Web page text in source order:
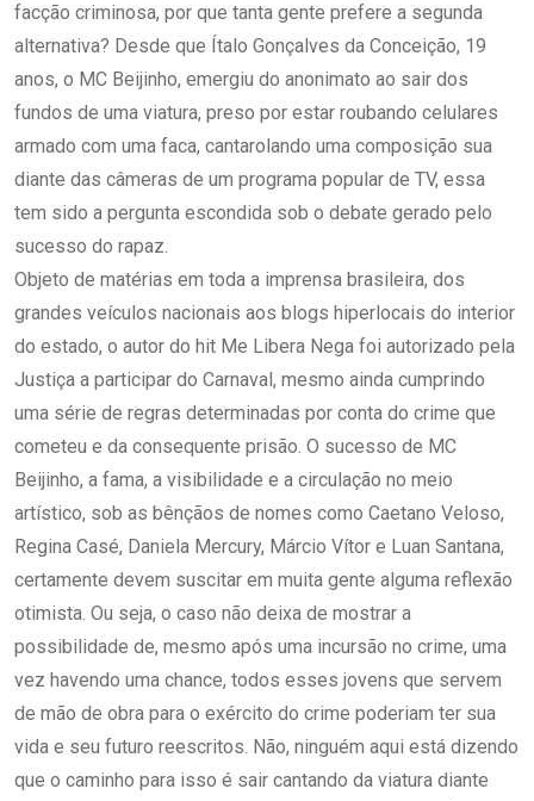
facção criminosa, por que tanta gente prefere a segunda
alternativa? Desde que Ítalo Gonçalves da Conceição, 19
anos, o MC Beijinho, emergiu do anonimato ao sair dos
fundos de uma viatura, preso por estar roubando celulares
armado com uma faca, cantarolando uma composição sua
diante das câmeras de um programa popular de TV, essa
tem sido a pergunta escondida sob o debate gerado pelo
sucesso do rapaz.
Objeto de matérias em toda a imprensa brasileira, dos
grandes veículos nacionais aos blogs hiperlocais do interior
do estado, o autor do hit Me Libera Nega foi autorizado pela
Justiça a participar do Carnaval, mesmo ainda cumprindo
uma série de regras determinadas por conta do crime que
cometeu e da consequente prisão. O sucesso de MC
Beijinho, a fama, a visibilidade e a circulação no meio
artístico, sob as bênçãos de nomes como Caetano Veloso,
Regina Casé, Daniela Mercury, Márcio Vítor e Luan Santana,
certamente devem suscitar em muita gente alguma reflexão
otimista. Ou seja, o caso não deixa de mostrar a
possibilidade de, mesmo após uma incursão no crime, uma
vez havendo uma chance, todos esses jovens que servem
de mão de obra para o exército do crime poderiam ter sua
vida e seu futuro reescritos. Não, ninguém aqui está dizendo
que o caminho para isso é sair cantando da viatura diante